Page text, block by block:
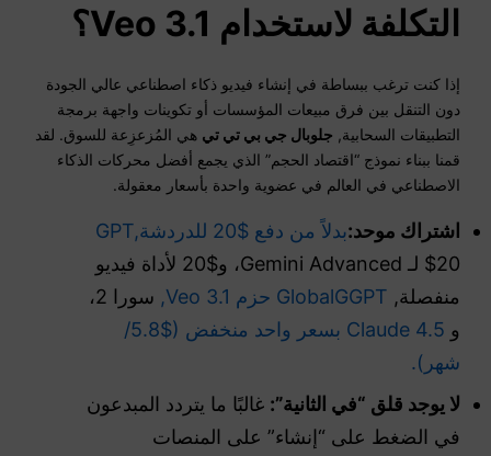
التكلفة لاستخدام Veo 3.1؟
إذا كنت ترغب ببساطة في إنشاء فيديو ذكاء اصطناعي عالي الجودة
دون التنقل بين فرق مبيعات المؤسسات أو تكوينات واجهة برمجة
التطبيقات السحابية, جلوبال جي بي تي تي هي المُزعزِعة للسوق. لقد
قمنا ببناء نموذج “اقتصاد الحجم” الذي يجمع أفضل محركات الذكاء
الاصطناعي في العالم في عضوية واحدة بأسعار معقولة.
اشتراك موحد:بدلاً من دفع $20 للدردشةGPT,
$20 لـ Gemini Advanced، و$20 لأداة فيديو
منفصلة, GlobalGGPT حزم Veo 3.1,
سورا 2،
و
Claude 4.5 بسعر واحد منخفض ($5.8/
شهر).
لا يوجد قلق “في الثانية”: غالبًا ما يتردد المبدعون
في الضغط على “إنشاء” على المنصات